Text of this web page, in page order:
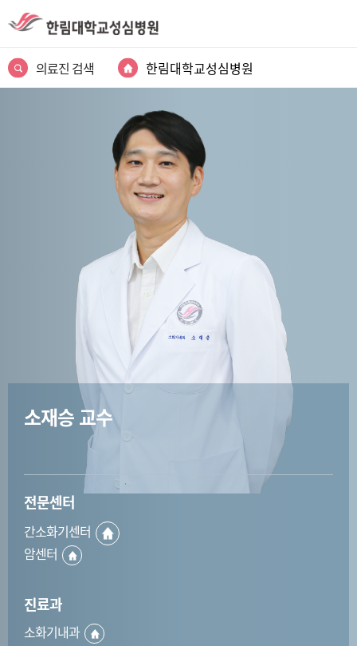
의료진 검색 한림대학교성심병원
소재승 교수
전문센터
간소화기센터
암센터
진료과
소화기내과